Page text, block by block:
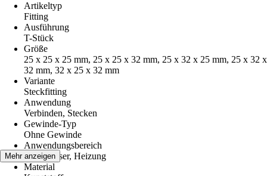
Artikeltyp
Fitting
Ausführung
T-Stück
Größe
25 x 25 x 25 mm, 25 x 25 x 32 mm, 25 x 32 x 25 mm, 25 x 32 x
32 mm, 32 x 25 x 32 mm
Variante
Steckfitting
Anwendung
Verbinden, Stecken
Gewinde-Typ
Ohne Gewinde
Anwendungsbereich
Trinkwasser, Heizung
Material
Mehr anzeigen